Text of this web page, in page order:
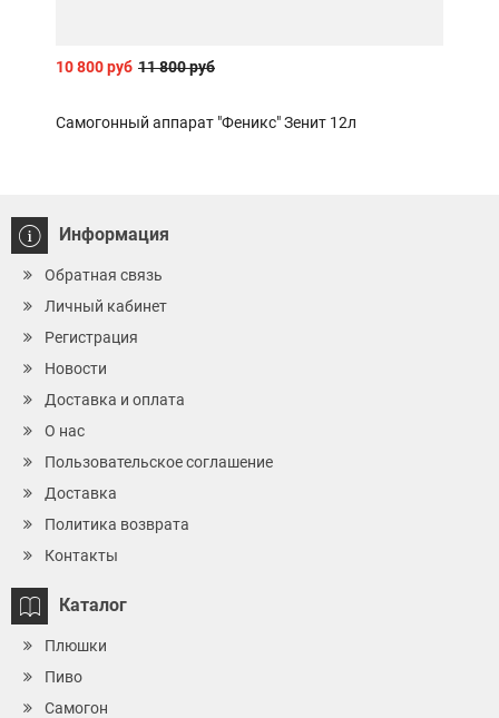
10 800 руб 11 800 руб
Самогонный аппарат "Феникс" Зенит 12л
Информация
Обратная связь
Личный кабинет
Регистрация
Новости
Доставка и оплата
О нас
Пользовательское соглашение
Доставка
Политика возврата
Контакты
Каталог
Плюшки
Пиво
Самогон